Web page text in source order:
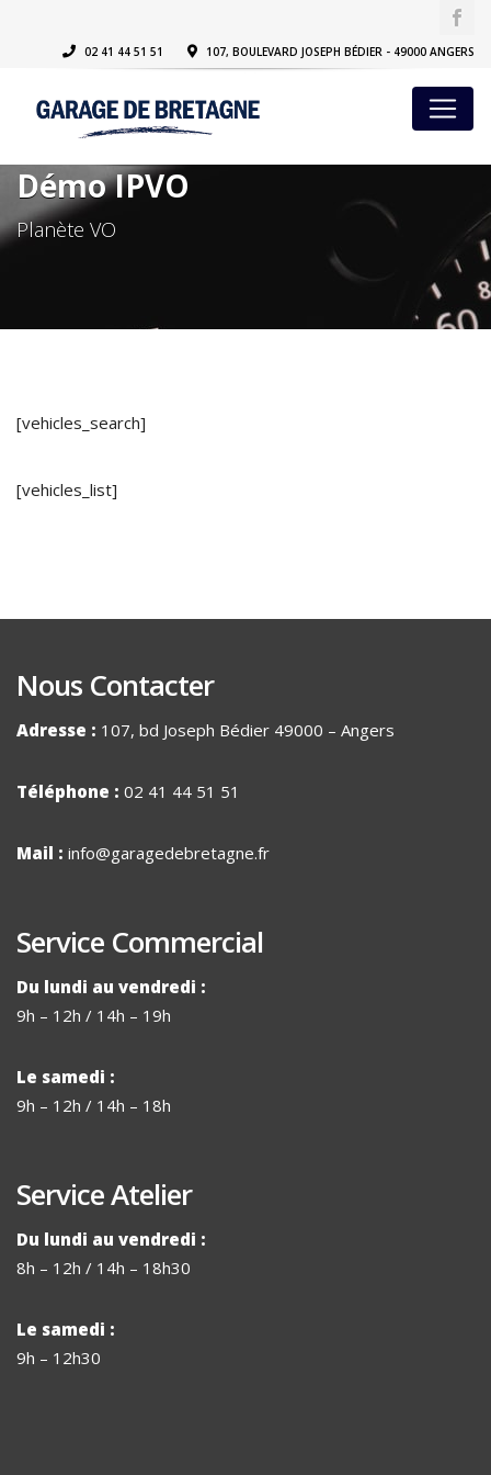
02 41 44 51 51 107, BOULEVARD JOSEPH BÉDIER - 49000 ANGERS
Démo IPVO
Planète VO
[vehicles_search]
[vehicles_list]
Nous Contacter
Adresse : 107, bd Joseph Bédier 49000 – Angers
Téléphone : 02 41 44 51 51
Mail : info@garagedebretagne.fr
Service Commercial
Du lundi au vendredi :
9h – 12h / 14h – 19h
Le samedi :
9h – 12h / 14h – 18h
Service Atelier
Du lundi au vendredi :
8h – 12h / 14h – 18h30
Le samedi :
9h – 12h30